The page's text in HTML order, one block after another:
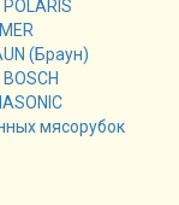
(Браун)
мясорубок